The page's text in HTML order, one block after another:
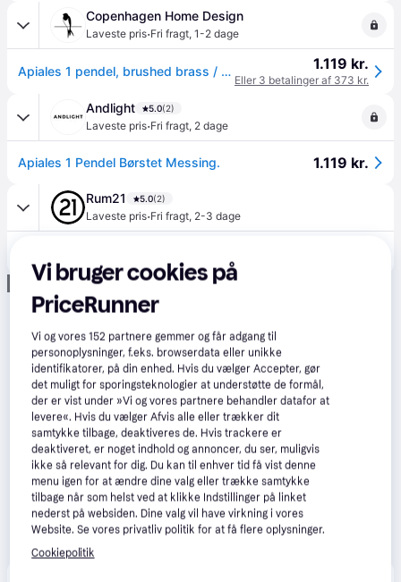
Copenhagen Home Design
Laveste pris·Fri fragt, 1-2 dage
Apiales 1 pendel, brushed brass / opal • NUURA 1.119 kr.
Eller 3 betalinger af 373 kr.
Andlight 5.0(2)
Laveste pris·Fri fragt, 2 dage
Apiales 1 Pendel Børstet Messing. 1.119 kr.
Rum21 5.0(2)
Laveste pris·Fri fragt, 2-3 dage
Annonce
Vi bruger cookies på
PriceRunner
Vi og vores152 partnere gemmer og får adgang til
personoplysninger, f.eks. browserdata eller unikke
identifikatorer, på din enhed. Hvis du vælger Accepter, gør
det muligt for sporingsteknologier at understøtte de formål,
der er vist under »Vi og vores partnere behandler datafor at
levere«. Hvis du vælger Afvis alle eller trækker dit
samtykke tilbage, deaktiveres de. Hvis trackere er
deaktiveret, er noget indhold og annoncer, du ser, muligvis
ikke så relevant for dig. Du kan til enhver tid få vist denne
menu igen for at ændre dine valg eller trække samtykke
tilbage når som helst ved at klikke Indstillinger på linket
nederst på websiden. Dine valg vil have virkning i vores
Website. Se vores privatliv politik for at få flere oplysninger.
Cookiepolitik